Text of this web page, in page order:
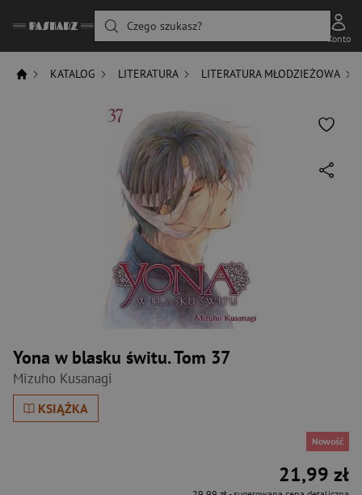
Czego szukasz?
Konto
KATALOG LITERATURA LITERATURA MŁODZIEŻOWA
Yona w blasku świtu. Tom 37
Mizuho Kusanagi
KSIĄŻKA
Nowość
21,99 zł